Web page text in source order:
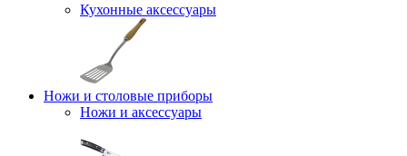
Кухонные аксессуары
Ножи и столовые приборы
Ножи и аксессуары